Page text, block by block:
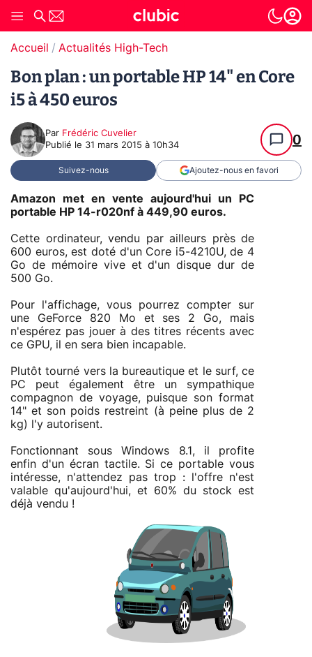
Accueil Actualités High-Tech
Bon plan : un portable HP 14" en Core
i5 à 450 euros
Par Frédéric Cuvelier
Publié le 31 mars 2015 à 10h34 0
Suivez-nous Ajoutez-nous en favori
Amazon met en vente aujourd'hui un PC
portable HP 14-r020nf à 449,90 euros.
Cette ordinateur, vendu par ailleurs près de
600 euros, est doté d'un Core i5-4210U, de 4
Go de mémoire vive et d'un disque dur de
500 Go.
Pour l'affichage, vous pourrez compter sur
une GeForce 820 Mo et ses 2 Go, mais
n'espérez pas jouer à des titres récents avec
ce GPU, il en sera bien incapable.
Plutôt tourné vers la bureautique et le surf, ce
PC peut également être un sympathique
compagnon de voyage, puisque son format
14" et son poids restreint (à peine plus de 2
kg) l'y autorisent.
Fonctionnant sous Windows 8.1, il profite
enfin d'un écran tactile. Si ce portable vous
intéresse, n'attendez pas trop : l'offre n'est
valable qu'aujourd'hui, et 60% du stock est
déjà vendu !